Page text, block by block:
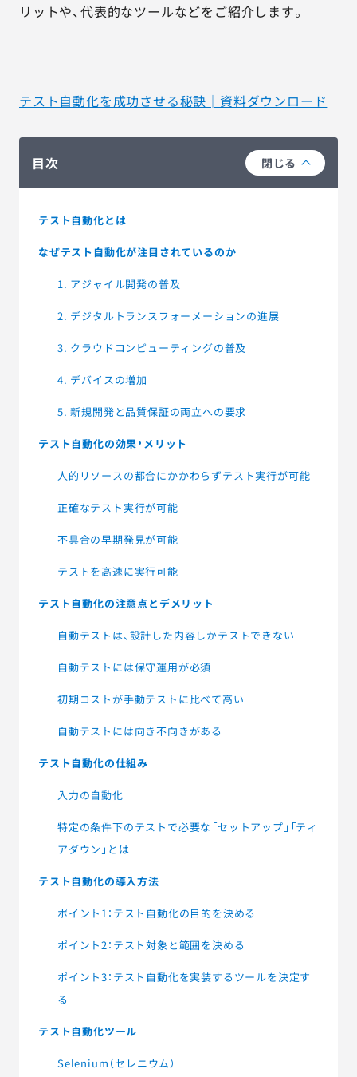
リットや、代表的なツールなどをご紹介します。
テスト自動化を成功させる秘訣│資料ダウンロード
目次 閉じる
テスト自動化とは
なぜテスト自動化が注目されているのか
1. アジャイル開発の普及
2. デジタルトランスフォーメーションの進展
3. クラウドコンピューティングの普及
4. デバイスの増加
5. 新規開発と品質保証の両立への要求
テスト自動化の効果・メリット
人的リソースの都合にかかわらずテスト実行が可能
正確なテスト実行が可能
不具合の早期発見が可能
テストを高速に実行可能
テスト自動化の注意点とデメリット
自動テストは、設計した内容しかテストできない
自動テストには保守運用が必須
初期コストが手動テストに比べて高い
自動テストには向き不向きがある
テスト自動化の仕組み
入力の自動化
特定の条件下のテストで必要な「セットアップ」「ティ
アダウン」とは
テスト自動化の導入方法
ポイント1：テスト自動化の目的を決める
ポイント2：テスト対象と範囲を決める
ポイント3：テスト自動化を実装するツールを決定す
る
テスト自動化ツール
Selenium（セレニウム）